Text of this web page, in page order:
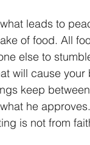
leads to
of food. All
else to
will cause your
keep
he
is not from